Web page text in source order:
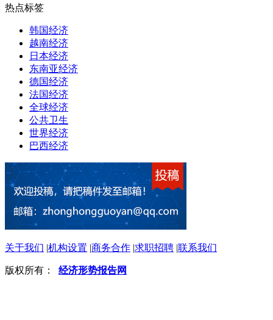
热点标签
韩国经济
越南经济
日本经济
东南亚经济
德国经济
法国经济
全球经济
公共卫生
世界经济
巴西经济
关于我们 |机构设置 |商务合作 |求职招聘 |联系我们
版权所有： 经济形势报告网